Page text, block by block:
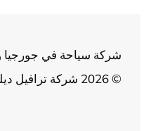
شركة سياحة في جورجيا
© 2026 شركة ترافيل ديلي رواد السياحة والسفر